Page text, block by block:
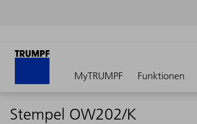
MyTRUMPF Funktionen
Stempel OW202/K